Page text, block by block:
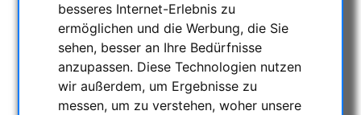
besseres Internet-Erlebnis zu
ermöglichen und die Werbung, die Sie
sehen, besser an Ihre Bedürfnisse
anzupassen. Diese Technologien nutzen
wir außerdem, um Ergebnisse zu
messen, um zu verstehen, woher unsere
NACHTSICHTGERÄTE , WÄRMEKAMERAS &
ENTFERNUNGSMESSER
AKTUELLE ANGEBOTE
ASTROPROFESSIONAL TELESCOPES
SECONDHAND & LAGERBESTAND